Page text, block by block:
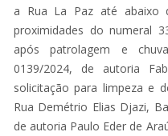
a Rua La Paz até abaixo
proximidades do numeral
após patrolagem e
0139/2024, de autoria
solicitação para limpeza e
Rua Demétrio Elias Djazi,
de autoria Paulo Eder de